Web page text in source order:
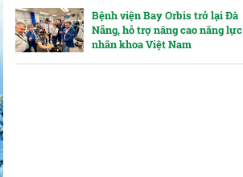
Bệnh viện Bay Orbis trở lại Đà
Nẵng, hỗ trợ nâng cao năng lực
nhãn khoa Việt Nam